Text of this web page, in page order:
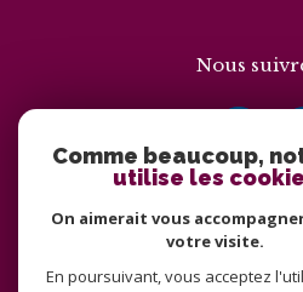
Nous
Comme beaucoup,
utilise les
On aimerait vous
votre visite.
En poursuivant, vous acceptez